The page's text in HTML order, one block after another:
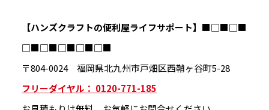
【ハンズクラフトの便利屋ライフサポート】 ■□■□■
□■□■□■□■□■
〒804-0024 福岡県北九州市戸畑区西鞘ヶ谷町5-28
フリーダイヤル： 0120-771-185